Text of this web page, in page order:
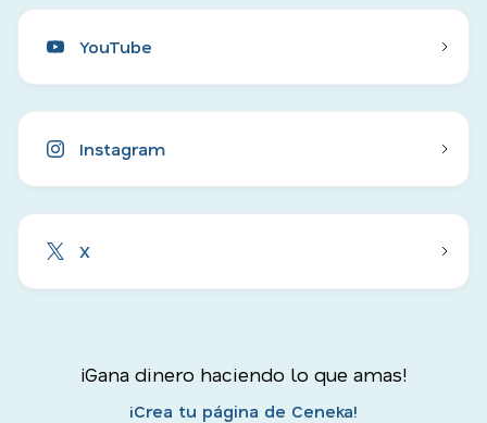
YouTube
Instagram
X
¡Gana dinero haciendo lo que amas!
¡Crea tu página de Ceneka!